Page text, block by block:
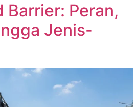
Barrier: Peran,
Jenis-